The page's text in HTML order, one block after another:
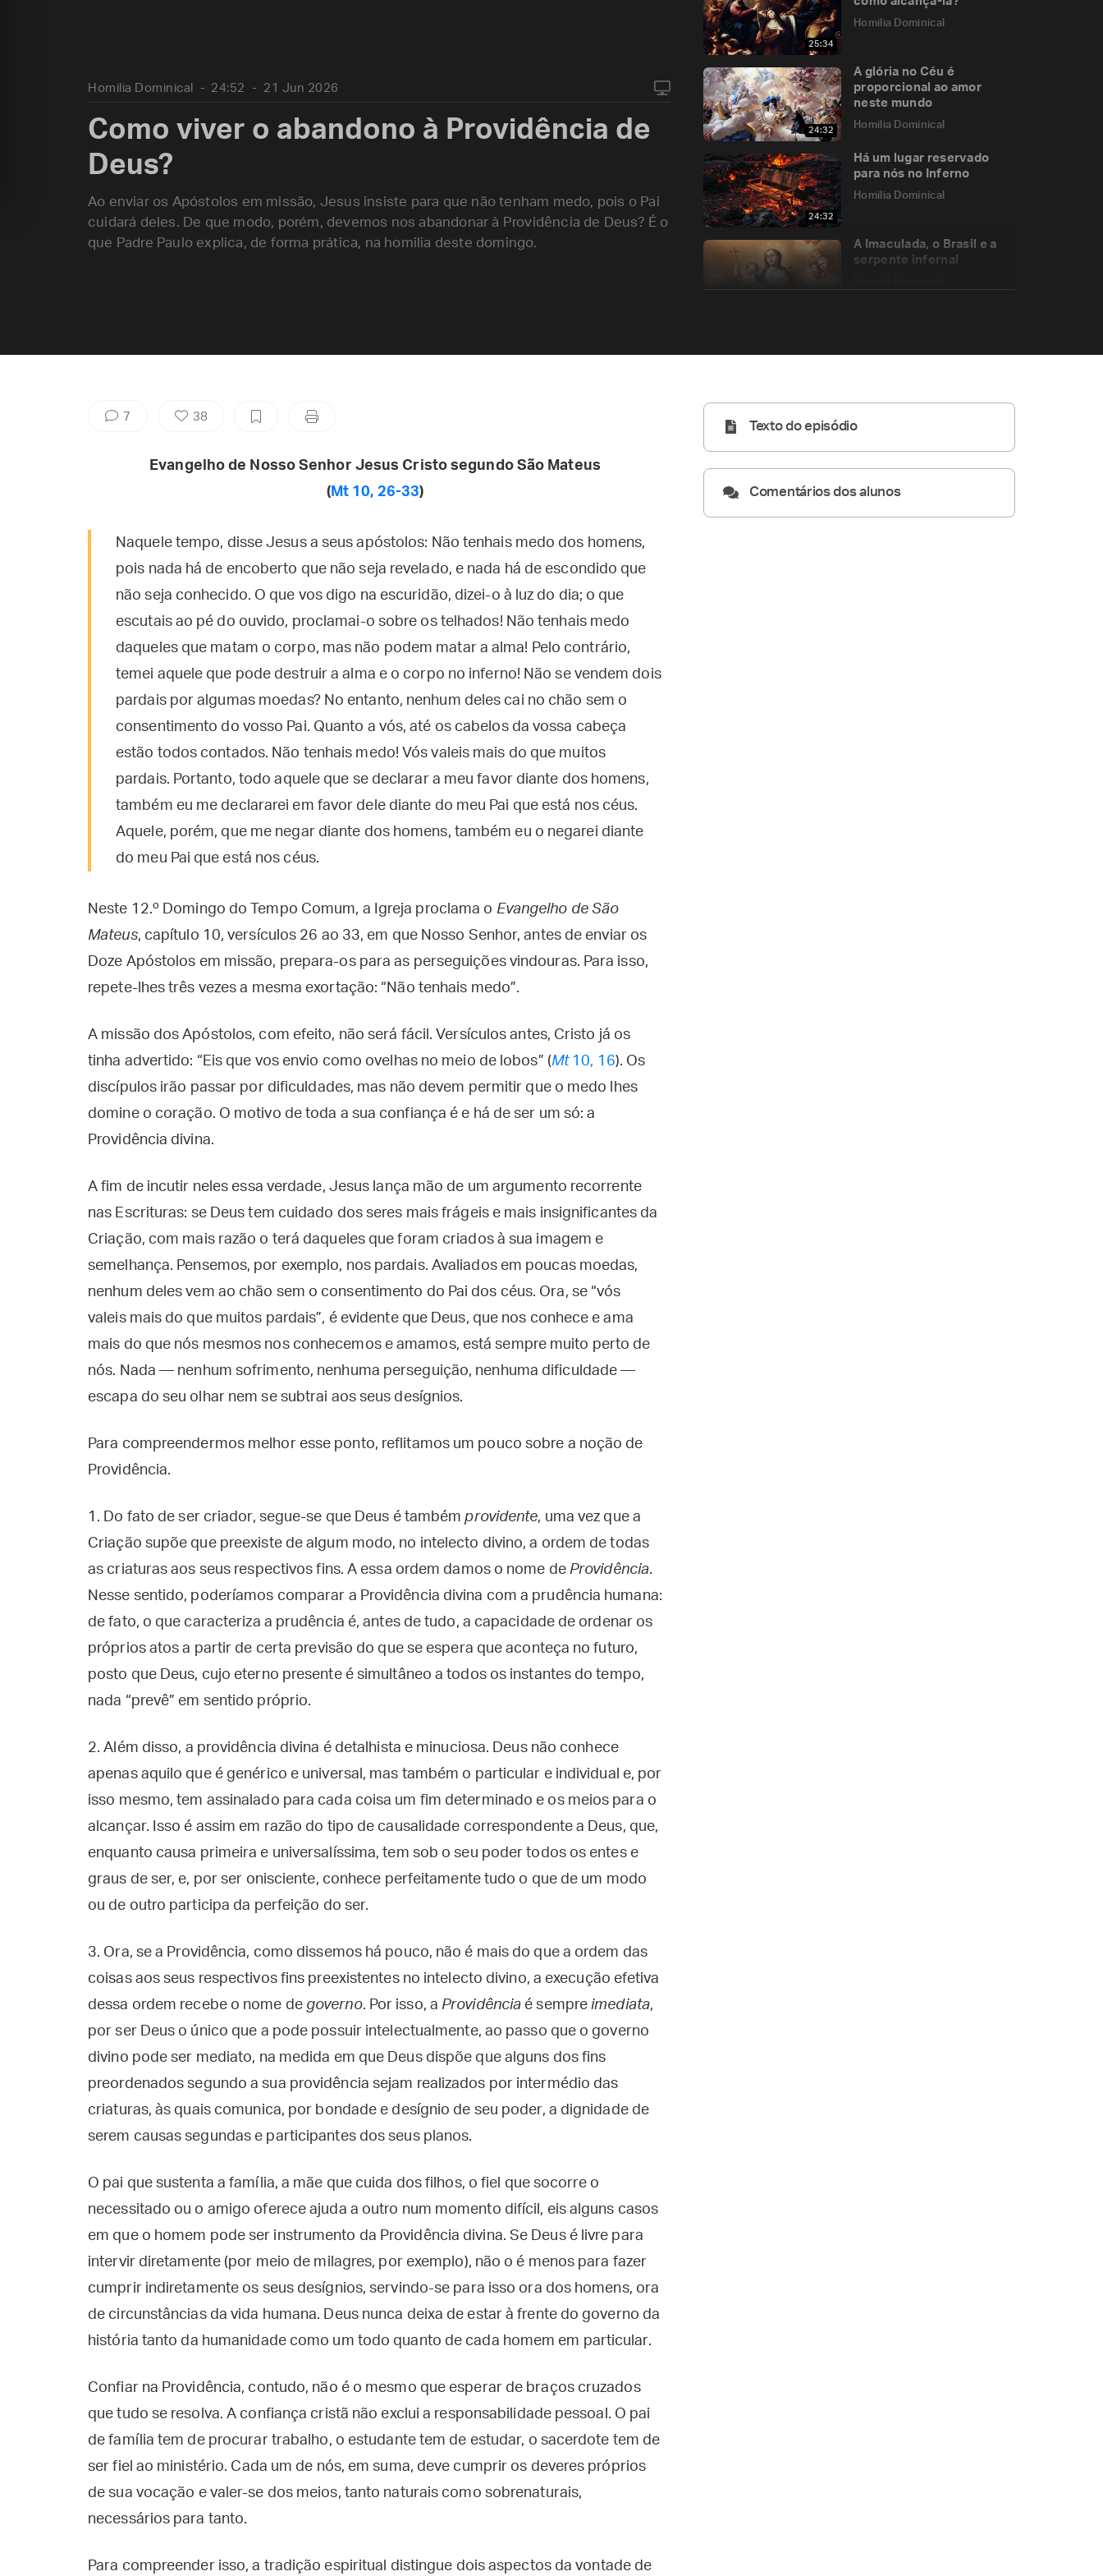
25:34
Homilia Dominical
24:32
A glória no Céu é
proporcional ao amor
neste mundo
Homilia Dominical
24:32
Há um lugar reservado
para nós no Inferno
Homilia Dominical
A Imaculada, o Brasil e a
serpente infernal
Homilia Dominical 24:52 21 Jun 2026
Como viver o abandono à Providência de
Deus?
Ao enviar os Apóstolos em missão, Jesus insiste para que não tenham medo, pois o Pai
cuidará deles. De que modo, porém, devemos nos abandonar à Providência de Deus? É o
que Padre Paulo explica, de forma prática, na homilia deste domingo.
7 38
Evangelho de Nosso Senhor Jesus Cristo segundo São Mateus
(Mt 10, 26-33)
Naquele tempo, disse Jesus a seus apóstolos: Não tenhais medo dos homens,
pois nada há de encoberto que não seja revelado, e nada há de escondido que
não seja conhecido. O que vos digo na escuridão, dizei-o à luz do dia; o que
escutais ao pé do ouvido, proclamai-o sobre os telhados! Não tenhais medo
daqueles que matam o corpo, mas não podem matar a alma! Pelo contrário,
temei aquele que pode destruir a alma e o corpo no inferno! Não se vendem dois
pardais por algumas moedas? No entanto, nenhum deles cai no chão sem o
consentimento do vosso Pai. Quanto a vós, até os cabelos da vossa cabeça
estão todos contados. Não tenhais medo! Vós valeis mais do que muitos
pardais. Portanto, todo aquele que se declarar a meu favor diante dos homens,
também eu me declararei em favor dele diante do meu Pai que está nos céus.
Aquele, porém, que me negar diante dos homens, também eu o negarei diante
do meu Pai que está nos céus.
Neste 12.º Domingo do Tempo Comum, a Igreja proclama o Evangelho de São
Mateus, capítulo 10, versículos 26 ao 33, em que Nosso Senhor, antes de enviar os
Doze Apóstolos em missão, prepara-os para as perseguições vindouras. Para isso,
repete-lhes três vezes a mesma exortação: “Não tenhais medo”.
A missão dos Apóstolos, com efeito, não será fácil. Versículos antes, Cristo já os
tinha advertido: “Eis que vos envio como ovelhas no meio de lobos” (Mt10, 16). Os
discípulos irão passar por dificuldades, mas não devem permitir que o medo lhes
domine o coração. O motivo de toda a sua confiança é e há de ser um só: a
Providência divina.
A fim de incutir neles essa verdade, Jesus lança mão de um argumento recorrente
nas Escrituras: se Deus tem cuidado dos seres mais frágeis e mais insignificantes da
Criação, com mais razão o terá daqueles que foram criados à sua imagem e
semelhança. Pensemos, por exemplo, nos pardais. Avaliados em poucas moedas,
nenhum deles vem ao chão sem o consentimento do Pai dos céus. Ora, se “vós
valeis mais do que muitos pardais”, é evidente que Deus, que nos conhece e ama
mais do que nós mesmos nos conhecemos e amamos, está sempre muito perto de
nós. Nada — nenhum sofrimento, nenhuma perseguição, nenhuma dificuldade —
escapa do seu olhar nem se subtrai aos seus desígnios.
Para compreendermos melhor esse ponto, reflitamos um pouco sobre a noção de
Providência.
1. Do fato de ser criador, segue-se que Deus é tambémprovidente, uma vez que a
Criação supõe que preexiste de algum modo, no intelecto divino, a ordem de todas
as criaturas aos seus respectivos fins. A essa ordem damos o nome de Providência.
Nesse sentido, poderíamos comparar a Providência divina com a prudência humana:
de fato, o que caracteriza a prudência é, antes de tudo, a capacidade de ordenar os
próprios atos a partir de certa previsão do que se espera que aconteça no futuro,
posto que Deus, cujo eterno presente é simultâneo a todos os instantes do tempo,
nada “prevê” em sentido próprio.
2. Além disso, a providência divina é detalhista e minuciosa. Deus não conhece
apenas aquilo que é genérico e universal, mas também o particular e individual e, por
isso mesmo, tem assinalado para cada coisa um fim determinado e os meios para o
alcançar. Isso é assim em razão do tipo de causalidade correspondente a Deus, que,
enquanto causa primeira e universalíssima, tem sob o seu poder todos os entes e
graus de ser, e, por ser onisciente, conhece perfeitamente tudo o que de um modo
ou de outro participa da perfeição do ser.
3. Ora, se a Providência, como dissemos há pouco, não é mais do que a ordem das
coisas aos seus respectivos fins preexistentes no intelecto divino, a execução efetiva
dessa ordem recebe o nome de governo. Por isso, aProvidência é sempreimediata,
por ser Deus o único que a pode possuir intelectualmente, ao passo que o governo
divino pode ser mediato, na medida em que Deus dispõe que alguns dos fins
preordenados segundo a sua providência sejam realizados por intermédio das
criaturas, às quais comunica, por bondade e desígnio de seu poder, a dignidade de
serem causas segundas e participantes dos seus planos.
O pai que sustenta a família, a mãe que cuida dos filhos, o fiel que socorre o
necessitado ou o amigo oferece ajuda a outro num momento difícil, eis alguns casos
em que o homem pode ser instrumento da Providência divina. Se Deus é livre para
intervir diretamente (por meio de milagres, por exemplo), não o é menos para fazer
cumprir indiretamente os seus desígnios, servindo-se para isso ora dos homens, ora
de circunstâncias da vida humana. Deus nunca deixa de estar à frente do governo da
história tanto da humanidade como um todo quanto de cada homem em particular.
Confiar na Providência, contudo, não é o mesmo que esperar de braços cruzados
que tudo se resolva. A confiança cristã não exclui a responsabilidade pessoal. O pai
de família tem de procurar trabalho, o estudante tem de estudar, o sacerdote tem de
ser fiel ao ministério. Cada um de nós, em suma, deve cumprir os deveres próprios
de sua vocação e valer-se dos meios, tanto naturais como sobrenaturais,
necessários para tanto.
Para compreender isso, a tradição espiritual distingue dois aspectos da vontade de
Texto do episódio
Comentários dos alunos